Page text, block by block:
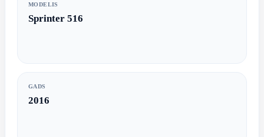
MODELIS
Sprinter 516
GADS
2016